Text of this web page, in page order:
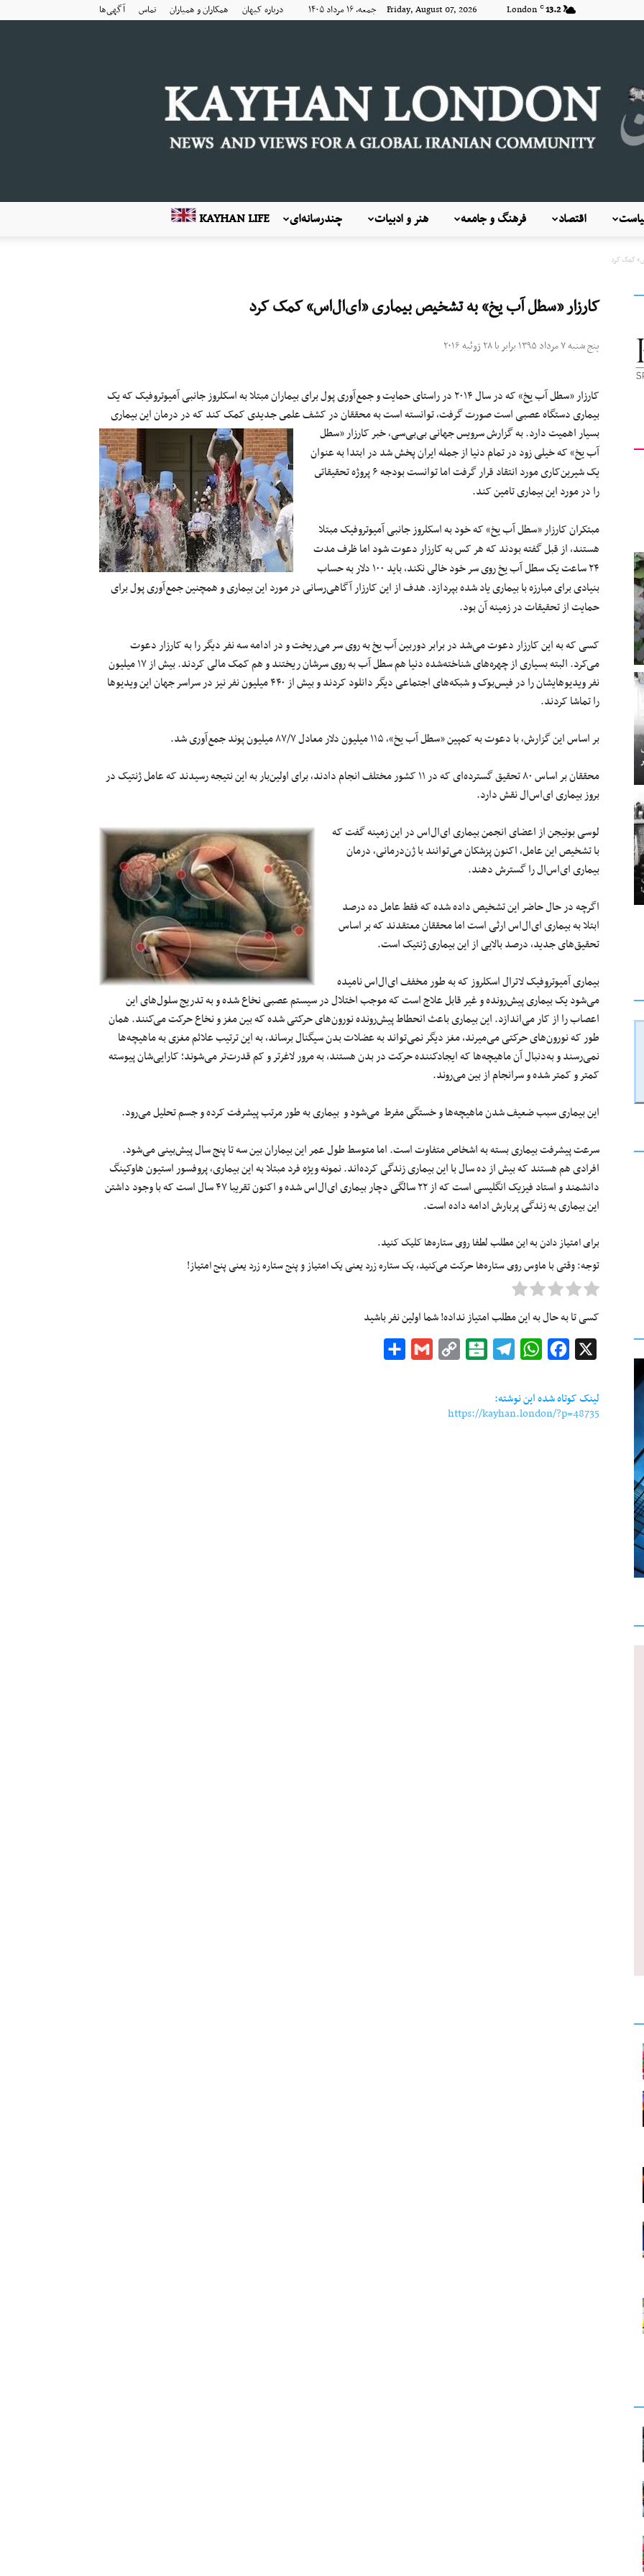
13.2
C
London Friday, August 07, 2026 جمعه, ۱۶ مرداد ۱۴۰۵ درباره کیهان همکاران و همیاران تماس آگهی‌ها
کیهان
لندن
KAYHAN LIFE چندرسانه‌ای هنر و ادبیات فرهنگ و جامعه اقتصاد
کمک کرد
کارزار «سطل آب یخ» به تشخیص بیماری «ای‌ال‌اس» کمک کرد
پنج شنبه ۷ مرداد ۱۳۹۵ برابر با ۲۸ ژوئیه ۲۰۱۶
کارزار «سطل آب یخ» که در سال ۲۰۱۴ در راستای حمایت و جمع‌آوری پول برای بیماران مبتلا به اسکلروز جانبی آمیوتروفیک که یک
بیماری دستگاه عصبی است صورت گرفت٬ توانسته است به محققان در کشف علمى جدیدی کمک کند که در درمان این بیمارى
بسیار اهمیت دارد.
به گزارش سرویس جهانی بی‌بی‌سی٬ خبر کارزار «سطل
آب یخ» که خیلی زود در تمام دنیا از جمله ایران پخش شد در ابتدا به عنوان
یک شیرین‌کارى مورد انتقاد قرار گرفت اما توانست بودجه ۶ پروژه تحقیقاتى
را در مورد این بیماری تامین کند.
مبتکران کارزار «سطل آب یخ» که خود به اسکلروز جانبی آمیوتروفیک مبتلا
هستند، از قبل گفته بودند که هر کس به کارزار دعوت شود اما ظرف مدت
۲۴ ساعت یک سطل آب یخ روی سر خود خالی نکند، باید ۱۰۰ دلار به حساب
بنیادی برای مبارزه با بیماری یاد شده بپردازد. هدف از این کارزار آگاهی‌رسانی در مورد این بیماری و همچنین جمع‌آوری پول برای
حمایت از تحقیقات در زمینه آن بود.
کسی که به این کارزار دعوت می‌شد در برابر دوربین آب یخ به روی سر می‌ریخت و در ادامه سه نفر دیگر را به کارزار دعوت
می‌کرد. البته بسیاری از چهره‌های شناخته‌شده دنیا هم سطل آب به روی سرشان ریختند و هم کمک مالی کردند. بیش از ۱۷ میلیون
نفر ویدیوهایشان را در فیس‌بوک و شبکه‌های اجتماعی دیگر دانلود کردند و بیش از ۴۴۰ میلیون نفر نیز در سراسر جهان این ویدیو‌ها
را تماشا کردند.
بر اساس این گزارش٬ با دعوت به کمپین «سطل آب یخ»٬ ۱۱۵ میلیون دلار معادل ۸۷/۷ میلیون پوند جمع‌آوری شد.
محققان بر اساس ۸۰ تحقیق گسترده‌‌ای که در ۱۱ کشور مختلف انجام دادند٬ برای اولین‌بار به این نتیجه رسیدند که عامل ژنتیک در
بروز بیماری ای‌اس‌ال نقش دارد.
لوسی بونیجن از اعضای انجمن بیماری ای‌ال‌اس در این زمینه گفت که
با تشخیص این عامل٬ اکنون پزشکان می‌توانند با ژن‌درمانی٬ درمان
بیماری ای‌اس‌ال را گسترش دهند.
اگرچه در حال حاضر این تشخیص داده شده که فقط عامل ده درصد
ابتلا به بیماری ای‌‌ال‌اس ارثی است اما محققان معتقدند که بر اساس
تحقیق‌های جدید، درصد بالایی از این بیماری ژنتیک است.
بیماری آمیوتروفیک لاترال اسکلروز که به طور مخفف ای‌ال‌اس نامیده
می‌شود یک بیماری پیش‌رونده و غیر قابل علاج است که موجب اختلال در سیستم عصبی نخاع شده و به تدریج سلول‌های این
اعصاب را از کار می‌اندازد. این بیماری باعث انحطاط پیش‌رونده نورون‌های حرکتی شده که بین مغز و نخاع حرکت می‌کنند. همان
طور که نورون‌های حرکتی می‌میرند، مغز دیگر نمی‌تواند به عضلات بدن سیگنال برساند٬ به این ترتیب علائم مغزی به ماهیچه‌ها
نمی‌رسند و به‌دنبال آن ماهیچه‌ها که ایجادکننده حرکت در بدن هستند، به مرور لاغرتر و کم قدرت‌تر می‌شوند؛ کارایی‌شان پیوسته
کمتر و کمتر شده و سرانجام از بین می‌روند.
این بیماری سبب ضعیف شدن ماهیچه‌ها و خستگی مفرط می‌شود و بیماری به طور مرتب پیشرفت کرده و جسم تحلیل می‌رود.
سرعت پیشرفت بیماری بسته به اشخاص متفاوت است. اما متوسط طول عمر این بیماران بین سه تا پنج سال پیش‌بینی می‌شود.
افرادی هم هستند که بیش از ده سال با این بیماری زندگی کرده‌اند. نمونه ویژه فرد مبتلا به این بیماری٬ پروفسور استیون هاوکینگ
دانشمند و استاد فیزیک انگلیسی است که از ۲۲ سالگی دچار بیماری ای‌ال‌اس شده و اکنون تقریبا ۴۷ سال است که با وجود داشتن
این بیماری به زندگی پربارش ادامه داده است.
برای امتیاز دادن به این مطلب لطفا روی ستاره‌ها کلیک کنید.
توجه: وقتی با ماوس روی ستاره‌ها حرکت می‌کنید، یک ستاره زرد یعنی یک امتیاز و پنج ستاره زرد یعنی پنج امتیاز!
کسی تا به حال به این مطلب امتیاز نداده! شما اولین نفر باشید
Facebook
WhatsApp
Telegram
Balatarin
Copy
Gmail
لینک کوتاه شده این نوشته:
https://kayhan.london/?p=48735